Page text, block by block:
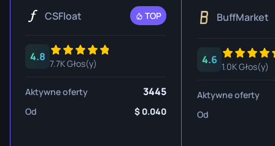
CSFloat TOP
4.8
7.7K Głos(y)
Aktywne oferty 3445
Od 0.040
BuffMarket
4.6
1.0K Głos(y)
Aktywne oferty
Od